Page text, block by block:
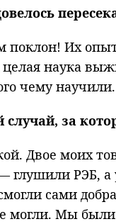
Их опыт
наука
чему научили.
за
Двое моих
глушили РЭБ,
сами
могли. Мы